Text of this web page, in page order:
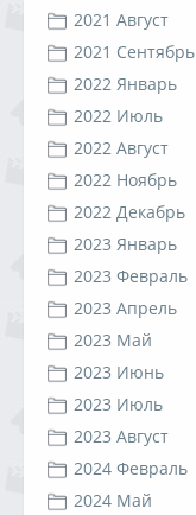
2021 Август
2021 Сентябрь
2022 Январь
2022 Июль
2022 Август
2022 Ноябрь
2022 Декабрь
2023 Январь
2023 Февраль
2023 Апрель
2023 Май
2023 Июнь
2023 Июль
2023 Август
2024 Февраль
2024 Май